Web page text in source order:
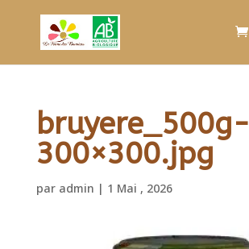
bruyere_500g-
300×300.jpg
par admin | 1 Mai , 2026